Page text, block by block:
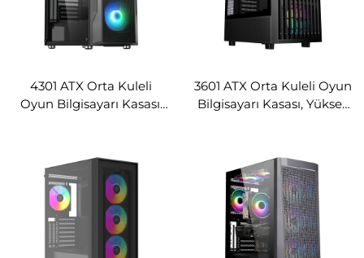
4301 ATX Orta Kuleli
Oyun Bilgisayarı Kasası,
3601 ATX Orta Kuleli Oyun
Bilgisayarı Kasası, Yüksek